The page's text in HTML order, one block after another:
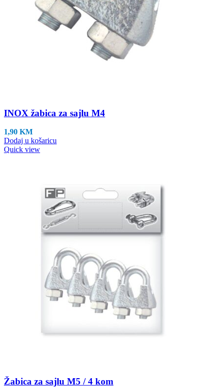
INOX žabica za sajlu M4
1,90 KM
Dodaj u košaricu
Quick view
Žabica za sajlu M5 / 4 kom